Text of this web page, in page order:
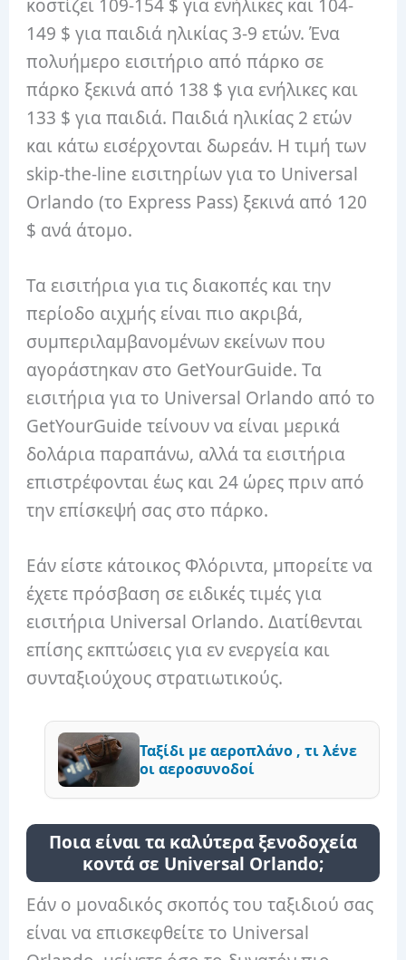
κοστίζει 109-154 $ για ενήλικες και 104-
149 $ για παιδιά ηλικίας 3-9 ετών. Ένα
πολυήμερο εισιτήριο από πάρκο σε
πάρκο ξεκινά από 138 $ για ενήλικες και
133 $ για παιδιά. Παιδιά ηλικίας 2 ετών
και κάτω εισέρχονται δωρεάν. Η τιμή των
skip-the-line εισιτηρίων για το Universal
Orlando (το Express Pass) ξεκινά από 120
$ ανά άτομο.
Τα εισιτήρια για τις διακοπές και την
περίοδο αιχμής είναι πιο ακριβά,
συμπεριλαμβανομένων εκείνων που
αγοράστηκαν στο GetYourGuide. Τα
εισιτήρια για το Universal Orlando από το
GetYourGuide τείνουν να είναι μερικά
δολάρια παραπάνω, αλλά τα εισιτήρια
επιστρέφονται έως και 24 ώρες πριν από
την επίσκεψή σας στο πάρκο.
Εάν είστε κάτοικος Φλόριντα, μπορείτε να
έχετε πρόσβαση σε ειδικές τιμές για
εισιτήρια Universal Orlando. Διατίθενται
επίσης εκπτώσεις για εν ενεργεία και
συνταξιούχους στρατιωτικούς.
Ταξίδι με αεροπλάνο , τι λένε
οι αεροσυνοδοί
Ποια είναι τα καλύτερα ξενοδοχεία
κοντά σε Universal Orlando;
Εάν ο μοναδικός σκοπός του ταξιδιού σας
είναι να επισκεφθείτε το Universal